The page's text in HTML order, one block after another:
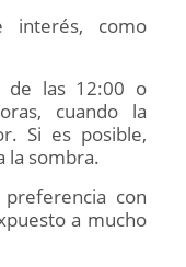
interés, como
de las 12:00 o
cuando la
Si es posible,
la sombra.
con
a mucho